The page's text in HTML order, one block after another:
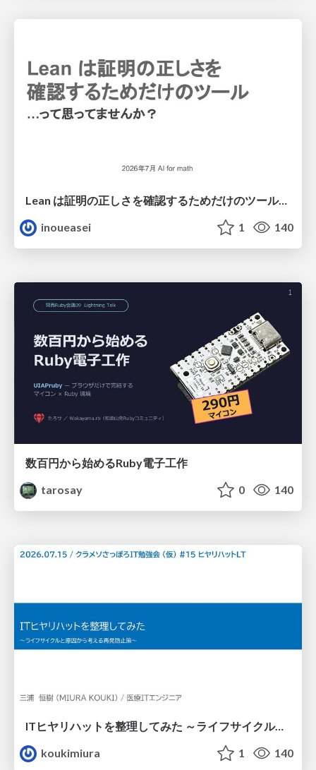
Lean は証明の正しさを確認するためだけのツールって思ってませんか？
inoueasei
1 140
数百円から始めるRuby電子工作
tarosay
0 140
ITヒヤリハットを整理してみた ～ライフサイクルと原因から考える再発防止策～
koukimiura
1 140